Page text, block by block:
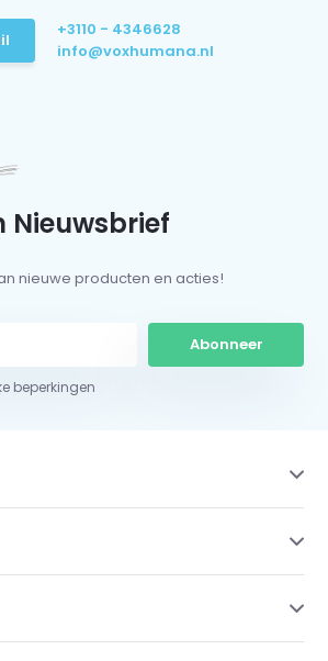
+3110 - 4346628
info@voxhumana.nl
Nieuwsbrief
nieuwe producten en acties!
Abonneer
beperkingen